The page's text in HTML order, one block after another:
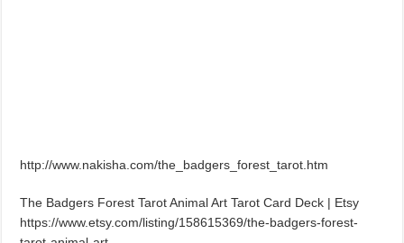
http://www.nakisha.com/the_badgers_forest_tarot.htm
The Badgers Forest Tarot Animal Art Tarot Card Deck | Etsy
https://www.etsy.com/listing/158615369/the-badgers-forest-